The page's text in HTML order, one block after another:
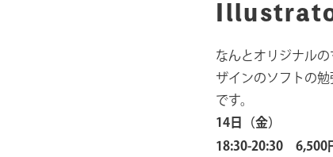
なんとオリジナル
ザインのソフトの
です。
14日（金）
18:30-20:30 6,500